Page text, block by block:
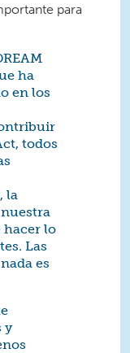
para
ha
en los
todos
la
hacer lo
Las
es
y